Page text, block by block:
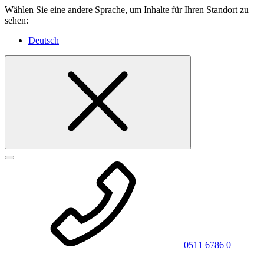
Wählen Sie eine andere Sprache, um Inhalte für Ihren Standort zu
sehen:
Deutsch
0511 6786 0